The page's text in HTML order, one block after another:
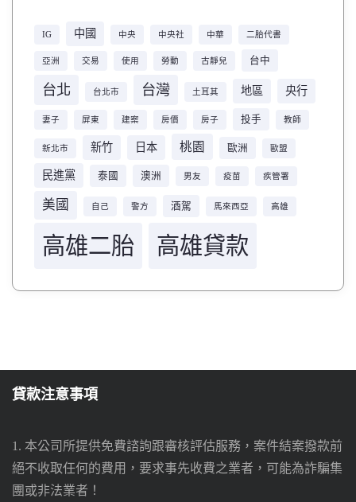
IG 中國 中央 中央社 中華 二胎代書
亞洲 交易 使用 勞動 古靜兒 台中
台北 台北市 台灣 土耳其 地區 央行
妻子 屏東 建案 房價 房子 投手 教師
新北市 新竹 日本 桃園 歐洲 歐盟
民進黨 泰國 澳洲 男友 疫苗 疾管署
美國 自己 警方 酒駕 馬來西亞 高雄
高雄二胎 高雄貸款
貸款注意事項
1. 本公司所提供免費諮詢跟審核評估服務，案件結案撥款前
絕不收取任何的費用，要求事先收費之業者，可能為詐騙集
團或非法業者！